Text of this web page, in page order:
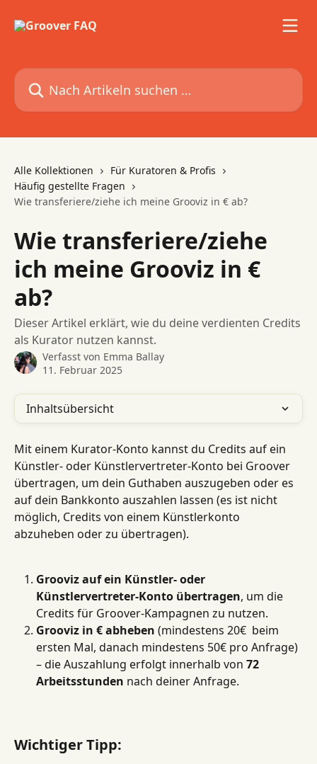
Nach Artikeln suchen …
Alle Kollektionen
Für Kuratoren & Profis
Häufig gestellte Fragen
Wie transferiere/ziehe ich meine Grooviz in € ab?
Wie transferiere/ziehe
ich meine Grooviz in €
ab?
Dieser Artikel erklärt, wie du deine verdienten Credits
als Kurator nutzen kannst.
Verfasst von Emma Ballay
11. Februar 2025
Inhaltsübersicht
Mit einem Kurator-Konto kannst du Credits auf ein
Künstler- oder Künstlervertreter-Konto bei Groover
übertragen, um dein Guthaben auszugeben oder es
auf dein Bankkonto auszahlen lassen (es ist nicht
möglich, Credits von einem Künstlerkonto
abzuheben oder zu übertragen).
Grooviz auf ein Künstler- oder
Künstlervertreter-Konto übertragen, um die
Credits für Groover-Kampagnen zu nutzen.
Grooviz in € abheben (mindestens 20€  beim
ersten Mal, danach mindestens 50€ pro Anfrage)
– die Auszahlung erfolgt innerhalb von 72
Arbeitsstunden nach deiner Anfrage.
Wichtiger Tipp: